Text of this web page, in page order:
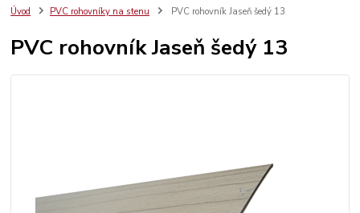
Úvod PVC rohovníky na stenu PVC rohovník Jaseň šedý 13
PVC rohovník Jaseň šedý 13